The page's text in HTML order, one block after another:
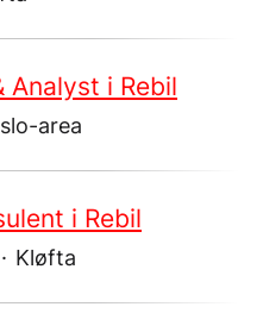
Analyst i Rebil
area
i Rebil
· Kløfta